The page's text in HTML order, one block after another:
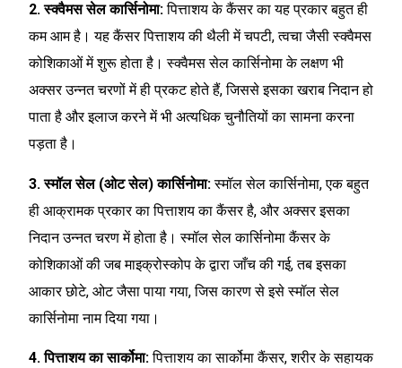
2. स्क्वैमस सेल कार्सिनोमा:पित्ताशय के कैंसर का यह प्रकार बहुत ही
कम आम है। यह कैंसर पित्ताशय की थैली में चपटी, त्वचा जैसी स्क्वैमस
कोशिकाओं में शुरू होता है। स्क्वैमस सेल कार्सिनोमा के लक्षण भी
अक्सर उन्नत चरणों में ही प्रकट होते हैं, जिससे इसका खराब निदान हो
पाता है और इलाज करने में भी अत्यधिक चुनौतियों का सामना करना
पड़ता है।
3. स्मॉल सेल (ओट सेल) कार्सिनोमा:स्मॉल सेल कार्सिनोमा, एक बहुत
ही आक्रामक प्रकार का पित्ताशय का कैंसर है, और अक्सर इसका
निदान उन्नत चरण में होता है। स्मॉल सेल कार्सिनोमा कैंसर के
कोशिकाओं की जब माइक्रोस्कोप के द्वारा जाँच की गई, तब इसका
आकार छोटे, ओट जैसा पाया गया, जिस कारण से इसे स्मॉल सेल
कार्सिनोमा नाम दिया गया।
4. पित्ताशय का सार्कोमा:पित्ताशय का सार्कोमा कैंसर, शरीर के सहायक